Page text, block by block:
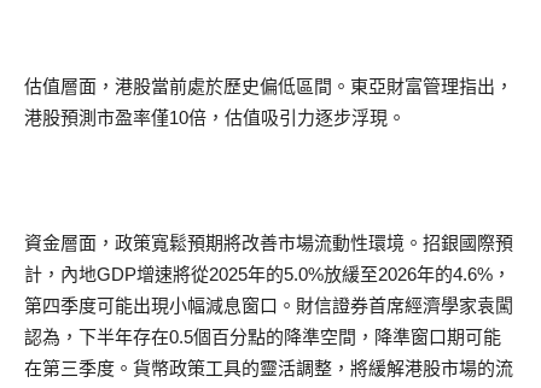
估值層面，港股當前處於歷史偏低區間。東亞財富管理指出，
港股預測市盈率僅10倍，估值吸引力逐步浮現。
資金層面，政策寬鬆預期將改善市場流動性環境。招銀國際預
計，內地GDP增速將從2025年的5.0%放緩至2026年的4.6%，
第四季度可能出現小幅減息窗口。財信證券首席經濟學家袁闖
認為，下半年存在0.5個百分點的降準空間，降準窗口期可能
在第三季度。貨幣政策工具的靈活調整，將緩解港股市場的流